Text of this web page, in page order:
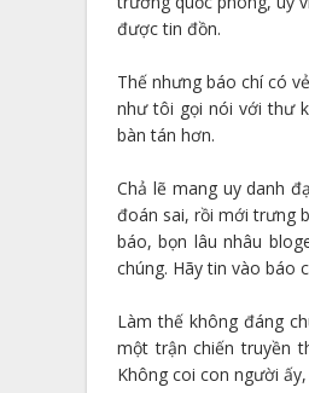
được tin đồn.
Thế nhưng báo chí có
như tôi gọi nói với thư
bàn tán hơn.
Chả lẽ mang uy danh
đoán sai, rồi mới trưng
báo, bọn lâu nhâu
chúng. Hãy tin vào báo
Làm thế không đáng
một trận chiến truyền
Không coi con người